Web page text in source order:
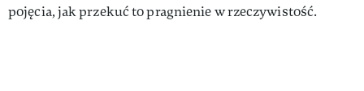
pojęcia, jak przekuć to pragnienie w rzeczywistość.